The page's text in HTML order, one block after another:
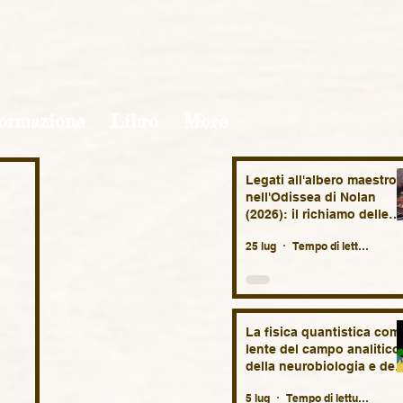
Legati all'albero maestro
nell'Odissea di Nolan
(2026): il richiamo delle
la nostalgia.
25 lug Tempo di lettura: 7 min
La fisica quantistica
lente del campo analitico,
della neurobiologia e
5 lug Tempo di lettura: 11 min